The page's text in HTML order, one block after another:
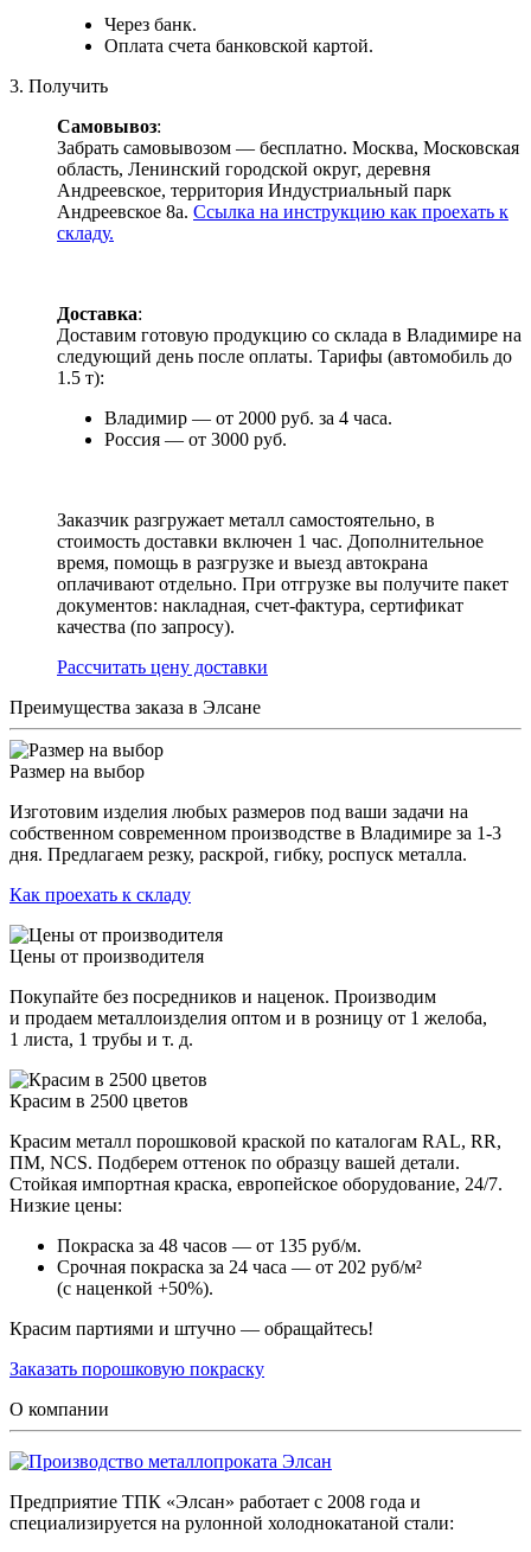
Через банк.
Оплата счета банковской картой.
3. Получить
Самовывоз:
Забрать самовывозом — бесплатно. Москва, Московская
область, Ленинский городской округ, деревня
Андреевское, территория Индустриальный парк
Андреевское 8а. Ссылка на инструкцию как проехать к
складу.
Доставка:
Доставим готовую продукцию со склада в Владимире на
следующий день после оплаты. Тарифы (автомобиль до
1.5 т):
Владимир — от 2000 руб. за 4 часа.
Россия — от 3000 руб.
Заказчик разгружает металл самостоятельно, в
стоимость доставки включен 1 час. Дополнительное
время, помощь в разгрузке и выезд автокрана
оплачивают отдельно. При отгрузке вы получите пакет
документов: накладная, счет-фактура, сертификат
качества (по запросу).
Раcсчитать цену доставки
Преимущества заказа в Элсане
Размер на выбор
Изготовим изделия любых размеров под ваши задачи на
собственном современном производстве в Владимире за 1-3
дня. Предлагаем резку, раскрой, гибку, роспуск металла.
Как проехать к складу
Цены от производителя
Покупайте без посредников и наценок. Производим
и продаем металлоизделия оптом и в розницу от 1 желоба,
1 листа, 1 трубы и т. д.
Красим в 2500 цветов
Красим металл порошковой краской по каталогам RAL, RR,
ПМ, NCS. Подберем оттенок по образцу вашей детали.
Стойкая импортная краска, европейское оборудование, 24/7.
Низкие цены:
Покраска за 48 часов — от 135 руб/м.
Срочная покраска за 24 часа — от 202 руб/м²
(с наценкой +50%).
Красим партиями и штучно — обращайтесь!
Заказать порошковую покраску
О компании
Предприятие ТПК «Элсан» работает с 2008 года и
специализируется на рулонной холоднокатаной стали: